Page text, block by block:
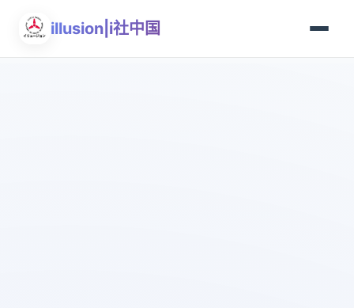
illusion|i社中国